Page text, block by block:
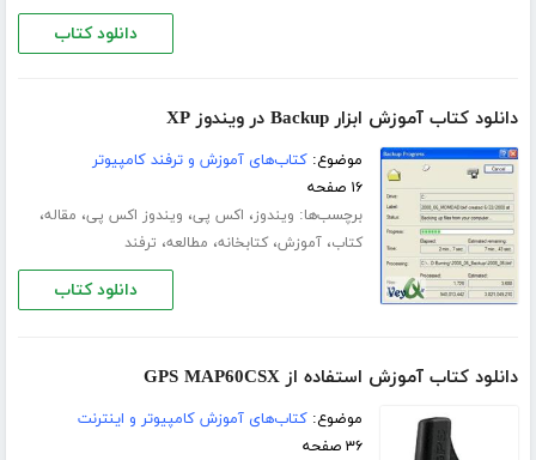
دانلود کتاب
دانلود کتاب آموزش ابزار Backup در ویندوز XP
موضوع:کتاب‌های آموزش و ترفند کامپیوتر
۱۶ صفحه
برچسب‌ها: ویندوز، اکس پی، ویندوز اکس پی، مقاله،
کتاب،آموزش،کتابخانه، مطالعه، ترفند
دانلود کتاب
دانلود کتاب آموزش استفاده از GPS MAP60CSX
موضوع:کتاب‌های آموزش کامپیوتر و اینترنت
۳۶ صفحه